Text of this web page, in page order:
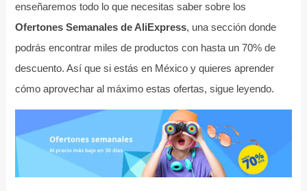
enseñaremos todo lo que necesitas saber sobre los
Ofertones Semanales de AliExpress, una sección donde
podrás encontrar miles de productos con hasta un 70% de
descuento. Así que si estás en México y quieres aprender
cómo aprovechar al máximo estas ofertas, sigue leyendo.